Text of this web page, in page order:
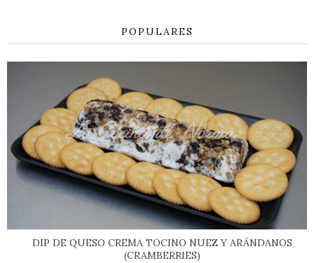
POPULARES
DIP DE QUESO CREMA TOCINO NUEZ Y ARÁNDANOS
(CRAMBERRIES)